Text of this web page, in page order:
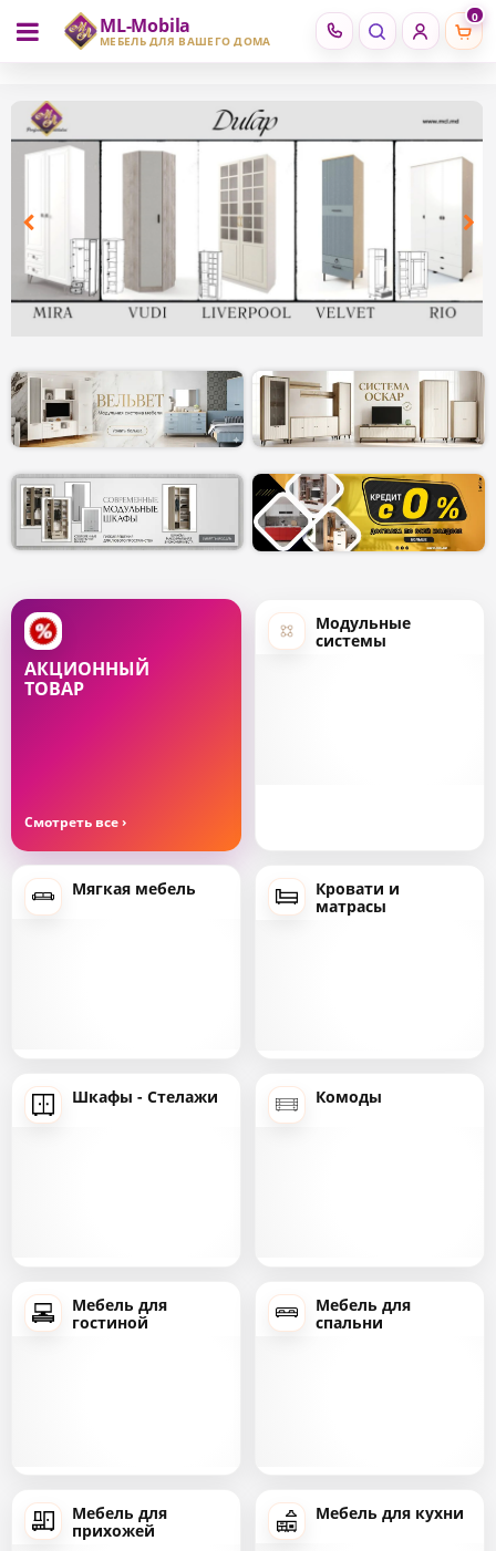
ML-Mobila
МЕБЕЛЬ ДЛЯ ВАШЕГО ДОМА
0
RU RO
АКЦИОННЫЙ
ТОВАР
Модульные
системы
Мягкая мебель
Кровати и
матрасы
Шкафы - Стелажи Комоды
Мебель для
гостиной
Мебель для
спальни
Мебель для
прихожей
Мебель для кухни